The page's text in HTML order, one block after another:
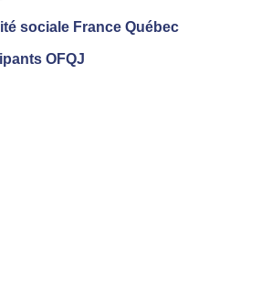
sociale France Québec
OFQJ